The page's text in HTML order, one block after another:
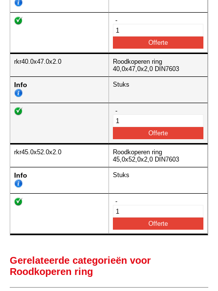
-
rkr40.0x47.0x2.0
Roodkoperen ring
40,0x47,0x2,0 DIN7603
Info Stuks
-
rkr45.0x52.0x2.0
Roodkoperen ring
45,0x52,0x2,0 DIN7603
Info Stuks
-
Gerelateerde categorieën voor
Roodkoperen ring